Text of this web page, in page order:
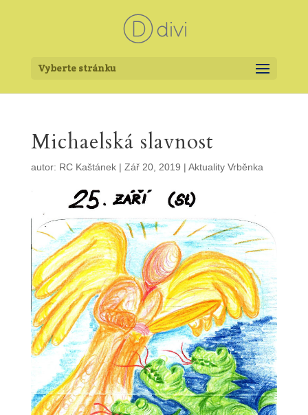
Vyberte stránku
Michaelská slavnost
autor: RC Kaštánek| Zář 20, 2019 | Aktuality Vrběnka